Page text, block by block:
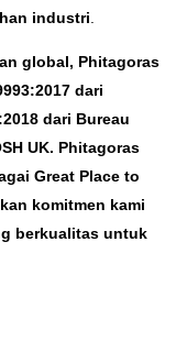
industri.
global, Phitagoras
dari
dari Bureau
UK. Phitagoras
Great Place to
komitmen kami
berkualitas untuk